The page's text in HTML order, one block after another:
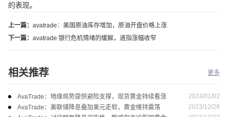
的表现。
上一篇： avatrade：美国原油库存增加，原油开盘价格上涨
下一篇： avatrade:银行危机情绪的缓解，道指涨幅收窄
相关推荐 更多
AvaTrade：地缘局势提供避险支撑，现货黄金持续看涨
2024/01/02
AvaTrade：美联储降息叠加美元走软，黄金维持震荡
2023/12/28